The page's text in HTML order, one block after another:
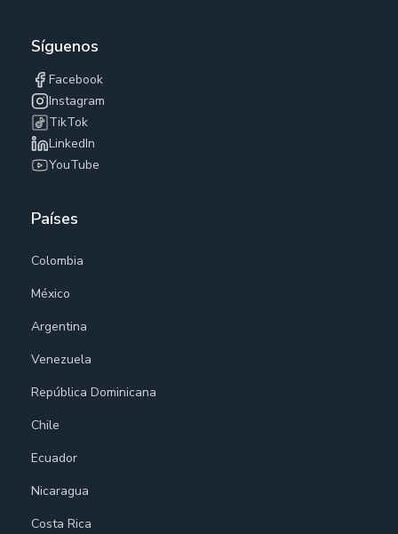
Síguenos
Facebook
Instagram
TikTok
LinkedIn
YouTube
Países
Colombia
México
Argentina
Venezuela
República Dominicana
Chile
Ecuador
Nicaragua
Costa Rica